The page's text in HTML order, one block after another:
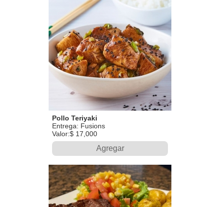
Pollo Teriyaki
Entrega: Fusions
Valor:$ 17,000
Agregar